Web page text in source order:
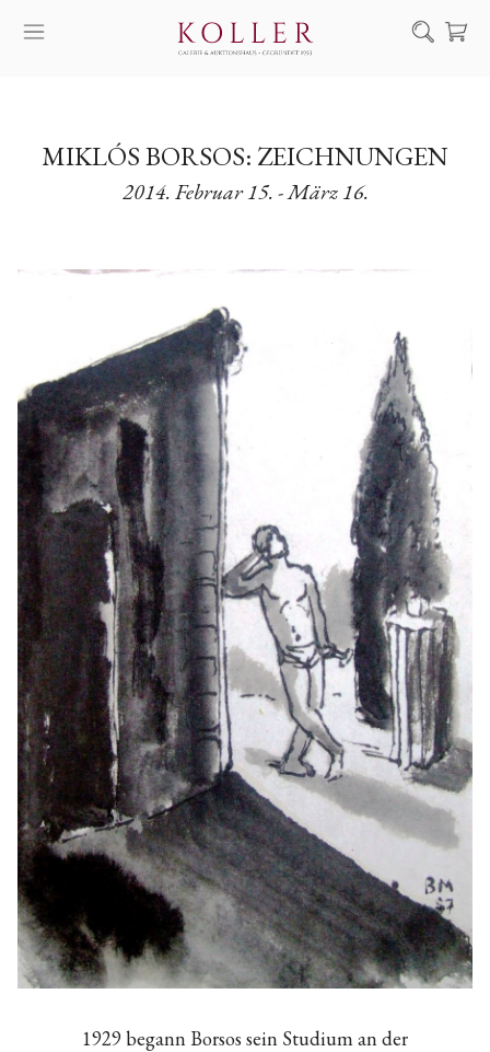
KÜNSTLER
KUNSTWERKE
NACHRICHTEN
ÜBER UNS | KONTAKT
EN
Suche
MIKLÓS BORSOS: ZEICHNUNGEN
2014. Februar 15. - März 16.
1929 begann Borsos sein Studium an der